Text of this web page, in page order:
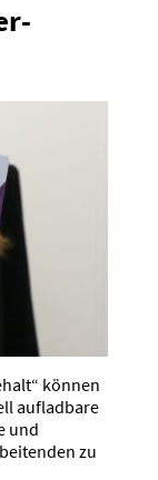
können
aufladbare
und
zu